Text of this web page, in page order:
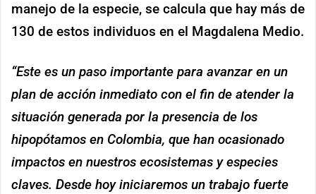
manejo de la especie, se calcula que hay más de
130 de estos individuos en el Magdalena Medio.
“Este es un paso importante para avanzar en un
plan de acción inmediato con el fin de atender la
situación generada por la presencia de los
hipopótamos en Colombia, que han ocasionado
impactos en nuestros ecosistemas y especies
claves. Desde hoy iniciaremos un trabajo fuerte